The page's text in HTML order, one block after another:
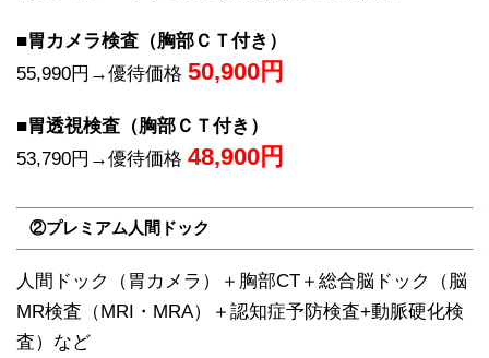
■胃カメラ検査（胸部ＣＴ付き）
55,990円→優待価格 50,900円
■胃透視検査（胸部ＣＴ付き）
53,790円→優待価格 48,900円
②プレミアム人間ドック
人間ドック（胃カメラ）＋胸部CT＋総合脳ドック（脳
MR検査（MRI・MRA）＋認知症予防検査+動脈硬化検
査）など